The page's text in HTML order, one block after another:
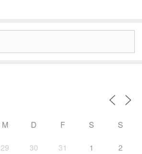
M D F S S
29 30 31 1 2